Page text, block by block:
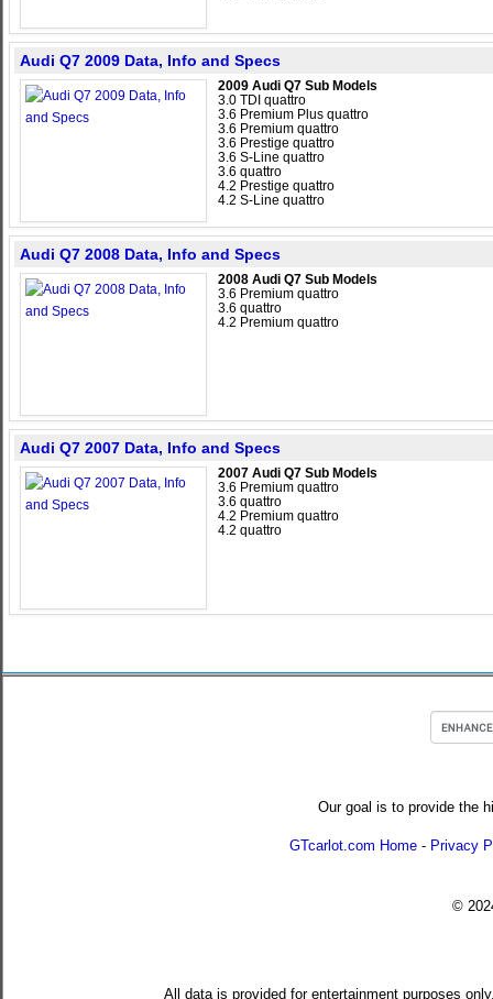
Audi Q7 2009 Data, Info and Specs
2009 Audi Q7 Sub Models
3.0 TDI quattro
3.6 Premium Plus quattro
3.6 Premium quattro
3.6 Prestige quattro
3.6 S-Line quattro
3.6 quattro
4.2 Prestige quattro
4.2 S-Line quattro
Audi Q7 2008 Data, Info and Specs
2008 Audi Q7 Sub Models
3.6 Premium quattro
3.6 quattro
4.2 Premium quattro
Audi Q7 2007 Data, Info and Specs
2007 Audi Q7 Sub Models
3.6 Premium quattro
3.6 quattro
4.2 Premium quattro
4.2 quattro
Our goal is to provide the
GTcarlot.com Home - Privacy
©
All data is provided for entertainment purposes